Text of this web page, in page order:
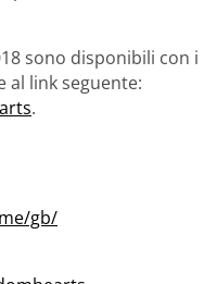
sono disponibili con i
al link seguente:
.
gb/